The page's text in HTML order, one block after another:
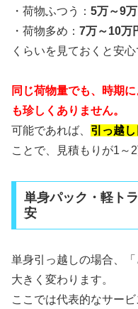
・荷物ふつう： 5万～9
・荷物多め： 7万～10万
くらいを見ておくと安心
同じ荷物量でも、時期
も珍しくありません。
可能であれば、
引っ越
ことで、見積もりが1～
単身パック・軽ト
安
単身引っ越しの場合、
大きく変わります。
ここでは代表的なサー